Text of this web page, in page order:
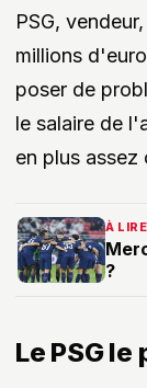
PSG,
millions
poser de
le salaire de
en plus assez
À
?
Le PSG